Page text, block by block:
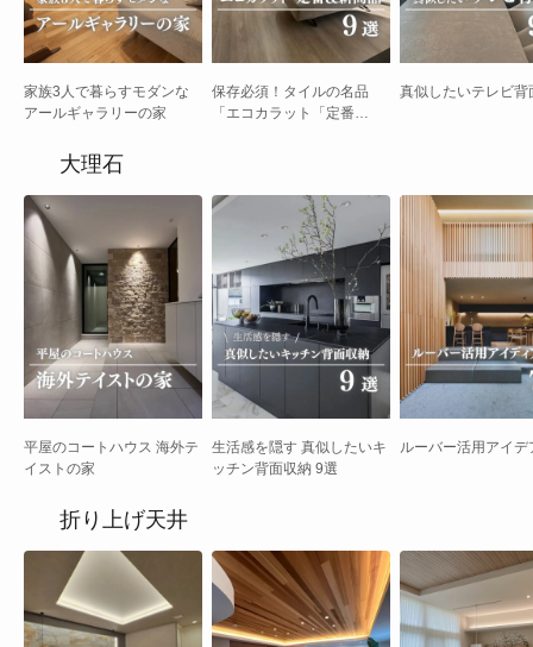
家族3人で暮らすモダンな
アールギャラリーの家
保存必須！タイルの名品
「エコカラット「定番
真似したいテレビ背
大理石
平屋のコートハウス 海外テ
イストの家
生活感を隠す 真似したいキ
ッチン背面収納 9選
ルーバー活用アイデ
折り上げ天井